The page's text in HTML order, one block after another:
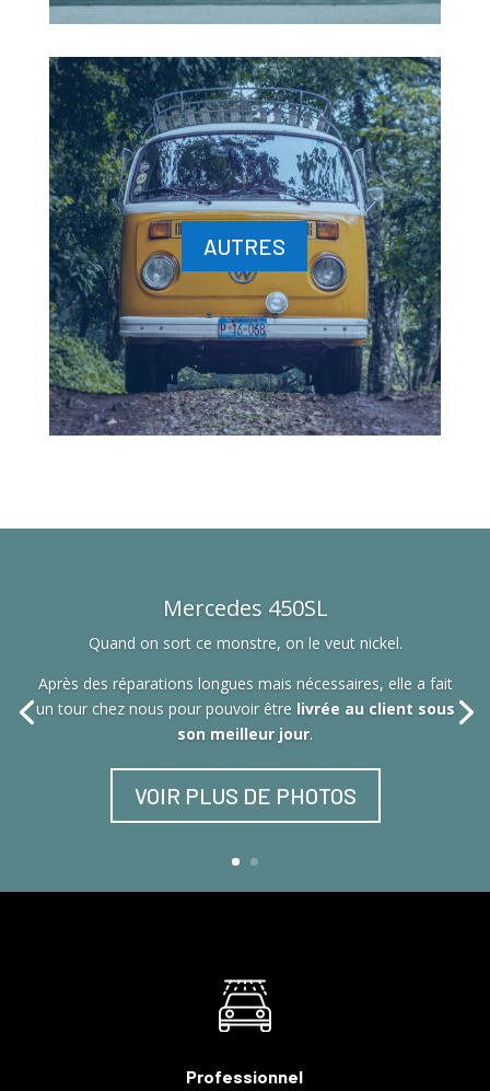
AUTRES
Mercedes 450SL
Quand on sort ce monstre, on le veut nickel.
Après des réparations longues mais nécessaires, elle a fait
un tour chez nous pour pouvoir être livrée au client sous
son meilleur jour.
VOIR PLUS DE PHOTOS
Professionnel